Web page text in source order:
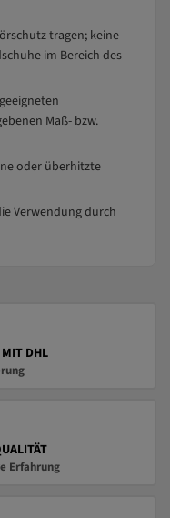
tragen; keine
im Bereich des
Maß- bzw.
oder überhitzte
Verwendung durch
DHL
Erfahrung